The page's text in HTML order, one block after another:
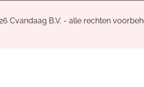
Cvandaag B.V. - alle rechten